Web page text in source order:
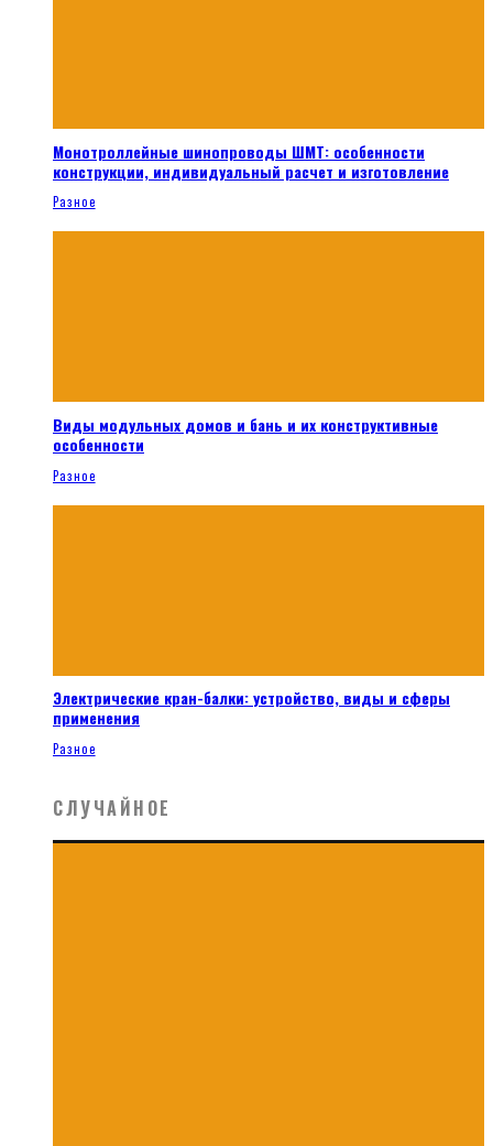
Монотроллейные шинопроводы ШМТ: особенности
конструкции, индивидуальный расчет и изготовление
Разное
Виды модульных домов и бань и их конструктивные
особенности
Разное
Электрические кран-балки: устройство, виды и сферы
применения
Разное
СЛУЧАЙНОЕ